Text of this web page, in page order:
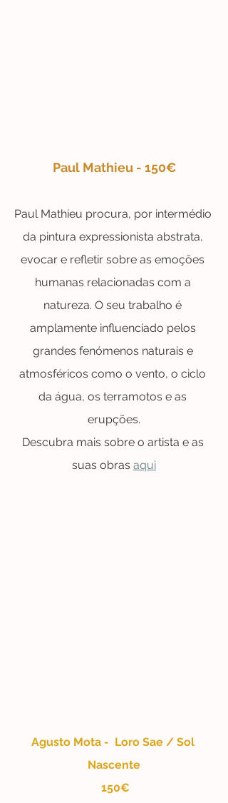
Paul Mathieu - 150€
Paul Mathieu procura, por intermédio
da pintura expressionista abstrata,
evocar e refletir sobre as emoções
humanas relacionadas com a
natureza. O seu trabalho é
amplamente influenciado pelos
grandes fenómenos naturais e
atmosféricos como o vento, o ciclo
da água, os terramotos e as
erupções.
Descubra mais sobre o artista e as
suas obras aqui
Agusto Mota -  Loro Sae / Sol
Nascente
150€